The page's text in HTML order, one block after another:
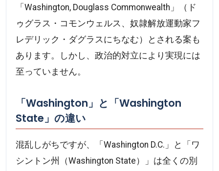
「Washington, Douglass Commonwealth」（ド
ゥグラス・コモンウェルス、奴隷解放運動家フ
レデリック・ダグラスにちなむ）とされる案も
あります。しかし、政治的対立により実現には
至っていません。
「Washington」と「Washington
State」の違い
混乱しがちですが、「Washington D.C.」と「ワ
シントン州（Washington State）」は全くの別